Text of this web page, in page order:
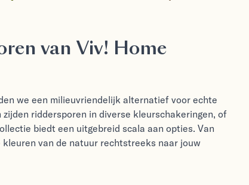
van Viv! Home
we een milieuvriendelijk alternatief voor echte
riddersporen in diverse kleurschakeringen, of
biedt een uitgebreid scala aan opties. Van
van de natuur rechtstreeks naar jouw